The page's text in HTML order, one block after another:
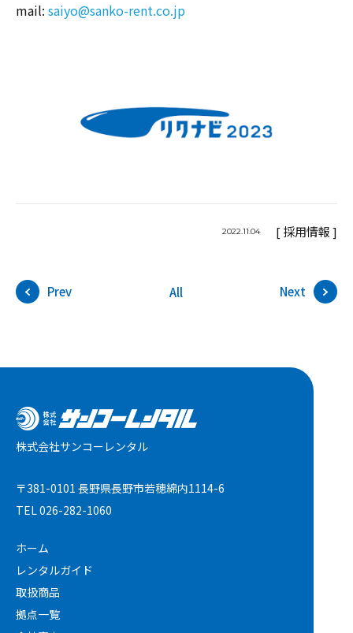
mail: saiyo@sanko-rent.co.jp
2022.11.04 [ 採用情報 ]
Prev All Next
株式会社サンコーレンタル
〒381-0101 長野県長野市若穂綿内1114-6
TEL026-282-1060
ホーム
レンタルガイド
取扱商品
拠点一覧